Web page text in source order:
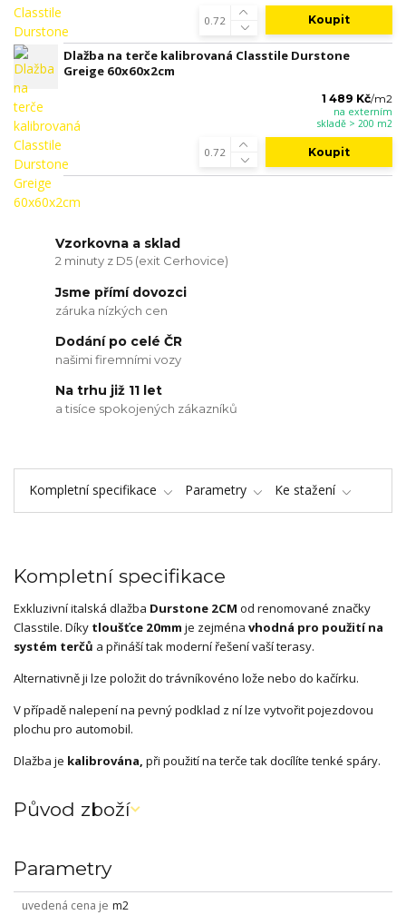
Koupit
Dlažba na terče kalibrovaná Classtile Durstone
Greige 60x60x2cm
1 489 Kč/m2
na externím
skladě > 200 m2
Koupit
Vzorkovna a sklad
2 minuty z D5 (exit Cerhovice)
Jsme přímí dovozci
záruka nízkých cen
Dodání po celé ČR
našimi firemními vozy
Na trhu již 11 let
a tisíce spokojených zákazníků
Kompletní specifikace Parametry Ke stažení
Kompletní specifikace
Exkluzivní italská dlažba Durstone 2CM od renomované značky
Classtile. Díky tloušťce 20mm je zejména vhodná pro použití na
systém terčů a přináší tak moderní řešení vaší terasy.
Alternativně ji lze položit do trávníkovéno lože nebo do kačírku.
V případě nalepení na pevný podklad z ní lze vytvořit pojezdovou
plochu pro automobil.
Dlažba je kalibrována, při použití na terče tak docílíte tenké spáry.
Původ zboží
Parametry
uvedená cena je m2